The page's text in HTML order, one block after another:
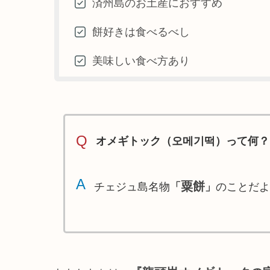
済州島のお土産におすすめ
餅好きは食べるべし
美味しい食べ方あり
Q オメギトック（오메기떡）って何？
A チェジュ島名物 「 粟餅 」のことだ